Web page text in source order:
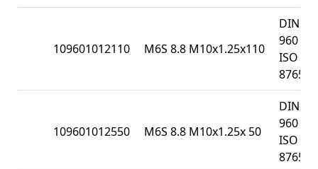
109601012110 M6S 8.8 M10x1.25x110
DIN
960 /
ISO
8765
109601012550 M6S 8.8 M10x1.25x 50
DIN
960 /
ISO
8765